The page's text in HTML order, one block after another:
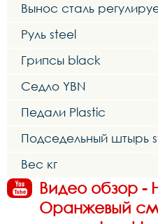
Вынос сталь
Руль steel
Грипсы black
Седло YBN
Педали Plastic
Подседельный штырь
Вес кг
Видео обзор -
Оранжевый